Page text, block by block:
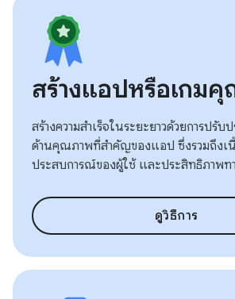
สร้างแอปหรือเกม
สร้างความสําเร็จในระยะยาวด้วยการปรับ
ด้านคุณภาพที่สําคัญของแอป ซึ่งรวมถึงเ
ประสบการณ์ของผู้ใช้ และประสิทธิภาพท
ดูวิธีการ